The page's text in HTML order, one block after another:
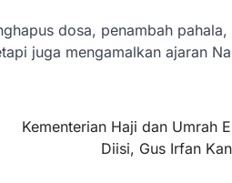
dosa, penambah
juga mengamalkan ajaran
Kementerian Haji dan Umrah
Diisi, Gus Irfan